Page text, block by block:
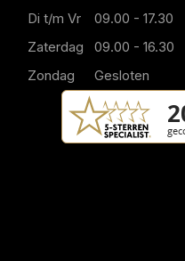
Di t/m Vr
09.00 - 17.30
Zaterdag
09.00 - 16.30
Zondag
Gesloten